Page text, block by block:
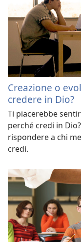
Creazione o
credere in Dio?
Ti piacerebbe
perché credi in
rispondere a chi
credi.